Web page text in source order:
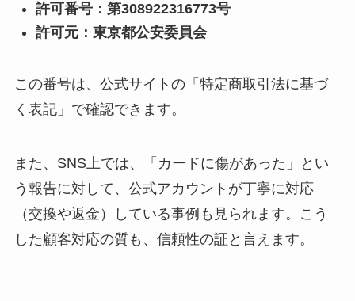
許可番号：第308922316773号
許可元：東京都公安委員会
この番号は、公式サイトの「特定商取引法に基づ
く表記」で確認できます。
また、SNS上では、「カードに傷があった」とい
う報告に対して、公式アカウントが丁寧に対応
（交換や返金）している事例も見られます。こう
した顧客対応の質も、信頼性の証と言えます。